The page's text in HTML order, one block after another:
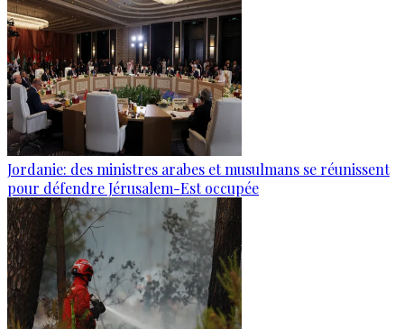
Jordanie: des ministres arabes et musulmans se réunissent
pour défendre Jérusalem-Est occupée